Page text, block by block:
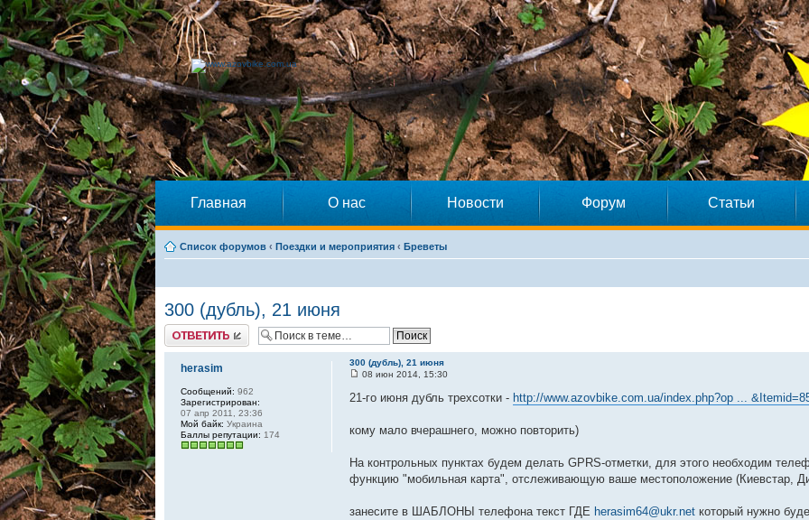
Главная О нас Новости Форум Статьи
Список форумов ‹ Поездки и мероприятия ‹ Бреветы
300 (дубль), 21 июня
Ответить
300 (дубль), 21 июня
08 июн 2014, 15:30
21-го июня дубль трехсотки - http://www.azovbike.com.ua/index.php?op ...
кому мало вчерашнего, можно повторить)
На контрольных пунктах будем делать GPRS-отметки, для этого необходим
функцию "мобильная карта", отслеживающую ваше местоположение (Киевстар,
занесите в ШАБЛОНЫ телефона текст ГДЕ herasim64@ukr.net который нужно
herasim
Сообщений: 962
Зарегистрирован:
07 апр 2011, 23:36
Мой байк: Украина
Баллы репутации: 174